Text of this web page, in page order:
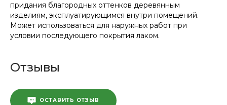
придания благородных оттенков деревянным
изделиям, эксплуатирующимся внутри помещений.
Может использоваться для наружных работ при
условии последующего покрытия лаком.
Отзывы
ОСТАВИТЬ ОТЗЫВ